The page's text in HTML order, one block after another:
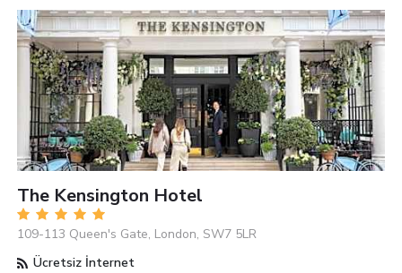
The Kensington Hotel
109-113 Queen's Gate, London, SW7 5LR
Ücretsiz İnternet